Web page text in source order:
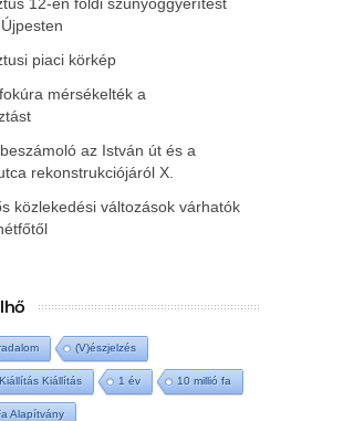
piaci körkép
mérsékelték a
az István út és a
rekonstrukciójáról X.
közlekedési változások várhatók
(V)észjelzés
Kiállítás 1 év 10 millió fa
Alapítvány